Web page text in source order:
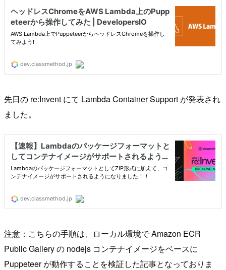
先日の re:Invent にて Lambda Container Support が発表され
ました。
注意：こちらの手順は、ローカル環境で Amazon ECR
Public Gallery の nodejs コンテナイメージをベースに
Puppeteer が動作することを検証した記事となっておりま